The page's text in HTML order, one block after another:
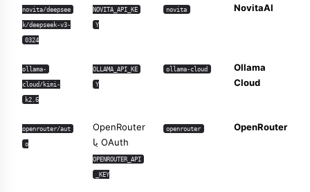
NovitaAI
novita
NOVITA_API_KE
Y
novita/deepsee
k/deepseek-v3-
0324
Ollama
Cloud
ollama-cloud
OLLAMA_API_KE
Y
ollama-
cloud/kimi-
k2.6
OpenRouter
openrouter
OpenRouter
OAuth یا
OPENROUTER_API
_KEY
openrouter/aut
o